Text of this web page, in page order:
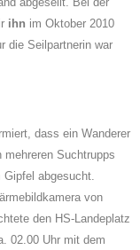
ihn im Oktober 2010
die Seilpartnerin war
dass ein Wanderer
Suchtrupps
abgesucht.
von
den HS-Landeplatz
02.00 Uhr mit dem